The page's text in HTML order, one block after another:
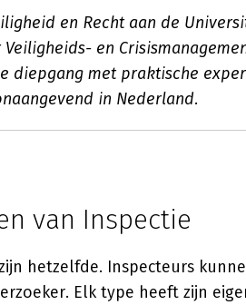
en Recht aan de
Veiligheids- en
diepgang met praktische
in Nederland.
van Inspectie
hetzelfde. Inspecteurs
Elk type heeft zijn